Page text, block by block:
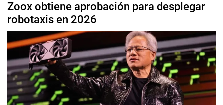
Zoox obtiene aprobación para desplegar
robotaxis en 2026